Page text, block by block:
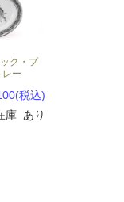
ク・プ
レー
(税込)
庫 あり